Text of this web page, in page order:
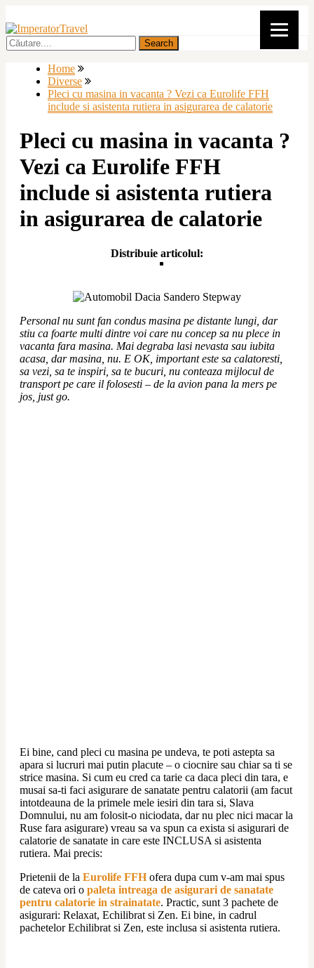
Home
Diverse
Pleci cu masina in vacanta ? Vezi ca Eurolife FFH
include si asistenta rutiera in asigurarea de calatorie
Pleci cu masina in vacanta ?
Vezi ca Eurolife FFH
include si asistenta rutiera
in asigurarea de calatorie
Distribuie articolul:
Personal nu sunt fan condus masina pe distante lungi, dar
stiu ca foarte multi dintre voi care nu concep sa nu plece in
vacanta fara masina. Mai degraba lasi nevasta sau iubita
acasa, dar masina, nu. E OK, important este sa calatoresti,
sa vezi, sa te inspiri, sa te bucuri, nu conteaza mijlocul de
transport pe care il folosesti – de la avion pana la mers pe
jos, just go.
Ei bine, cand pleci cu masina pe undeva, te poti astepta sa
apara si lucruri mai putin placute – o ciocnire sau chiar sa ti se
strice masina. Si cum eu cred ca tarie ca daca pleci din tara, e
musai sa-ti faci asigurare de sanatate pentru calatorii (am facut
intotdeauna de la primele mele iesiri din tara si, Slava
Domnului, nu am folosit-o niciodata, dar nu plec nici macar la
Ruse fara asigurare) vreau sa va spun ca exista si asigurari de
calatorie de sanatate in care este INCLUSA si asistenta
rutiera. Mai precis:
Prietenii de la Eurolife FFH ofera dupa cum v-am mai spus
de cateva ori o paleta intreaga de asigurari de sanatate
pentru calatorie in strainatate. Practic, sunt 3 pachete de
asigurari: Relaxat, Echilibrat si Zen. Ei bine, in cadrul
pachetelor Echilibrat si Zen, este inclusa si asistenta rutiera.